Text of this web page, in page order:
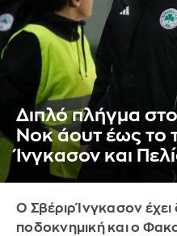
Διπλό πλήγμα
Νοκ άουτ έως το
Ίνγκασον και
Ο Σβέριρ Ίνγκασον
ποδοκνημική και ο